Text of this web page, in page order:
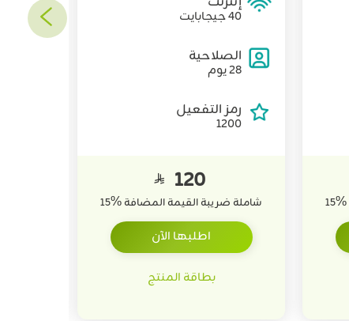
%
15
40 جيجابايت
الصلاحية
28 يوم
رمز التفعيل
1200
120

شاملة ضريبة القيمة المضافة %
15
اطلبها الآن
بطاقة المنتج